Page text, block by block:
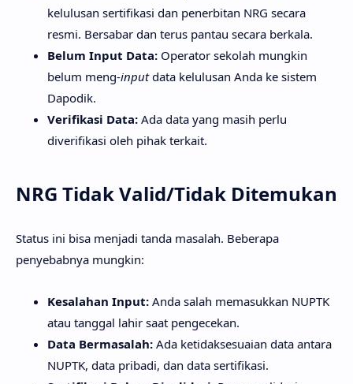
kelulusan sertifikasi dan penerbitan NRG secara
resmi. Bersabar dan terus pantau secara berkala.
Belum Input Data: Operator sekolah mungkin
belum meng-inputdata kelulusan Anda ke sistem
Dapodik.
Verifikasi Data: Ada data yang masih perlu
diverifikasi oleh pihak terkait.
NRG Tidak Valid/Tidak Ditemukan
Status ini bisa menjadi tanda masalah. Beberapa
penyebabnya mungkin:
Kesalahan Input: Anda salah memasukkan NUPTK
atau tanggal lahir saat pengecekan.
Data Bermasalah: Ada ketidaksesuaian data antara
NUPTK, data pribadi, dan data sertifikasi.